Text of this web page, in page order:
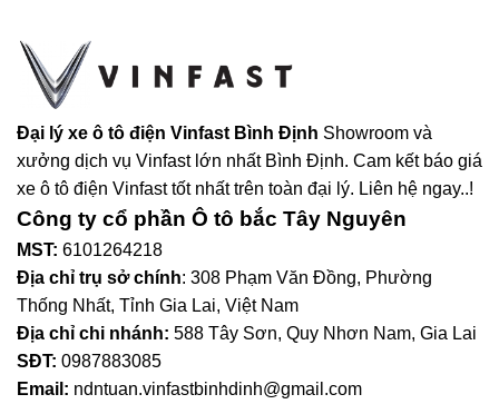
Đại lý xe ô tô điện Vinfast Bình Định Showroom và
xưởng dịch vụ Vinfast lớn nhất Bình Định. Cam kết báo giá
xe ô tô điện Vinfast tốt nhất trên toàn đại lý. Liên hệ ngay..!
Công ty cổ phần Ô tô bắc Tây Nguyên
MST: 6101264218
Địa chỉ trụ sở chính: 308 Phạm Văn Đồng, Phường
Thống Nhất, Tỉnh Gia Lai, Việt Nam
Địa chỉ chi nhánh: 588 Tây Sơn, Quy Nhơn Nam, Gia Lai
SĐT: 0987883085
Email: ndntuan.vinfastbinhdinh@gmail.com